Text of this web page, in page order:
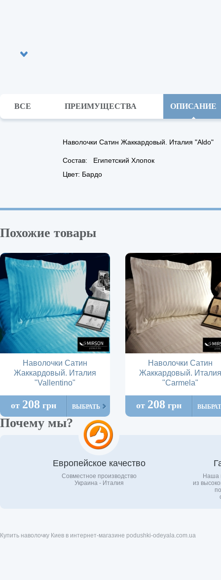
ВСЕ ПРЕИМУЩЕСТВА ОПИСАНИЕ
Наволочки Сатин Жаккардовый. Италия "Aldo"
Состав: Египетский Хлопок
Цвет: Бардо
Похожие товары
Наволочки Сатин
Жаккардовый. Италия
"Vallentino"
от 208 грн ВЫБРАТЬ
Наволочки Сатин
Жаккардовый. Италия
"Carmela"
от 208 грн
Почему мы?
Европейское качество
Совместное производство
Украина - Италия
Наша
из
Купить наволочку Киев в интернет-магазине podushki-odeyala.com.ua